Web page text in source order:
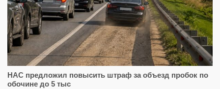
НАС предложил повысить штраф за объезд пробок по
обочине до 5 тыс